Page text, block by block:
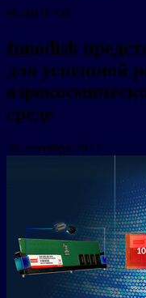
НОВОСТИ
Innodisk
для успешной
среде
28 сентября 2023